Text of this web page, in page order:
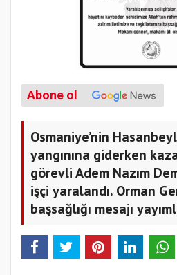
Abone ol
Osmaniye’nin
yangınına giderken
görevli Adem Nazım
işçi yaralandı. Orman
başsağlığı mesajı